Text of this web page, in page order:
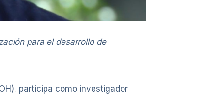
para el desarrollo de
participa como investigador